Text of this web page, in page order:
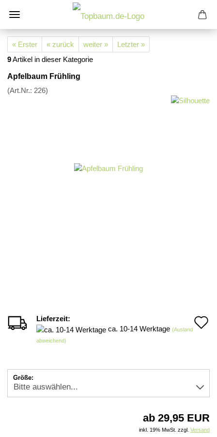
« Erster « zurück weiter »
Letzter »
9Artikel in dieser Kategorie
Apfelbaum Frühling
(Art.Nr.: 226)
Lieferzeit:
ca. 10-14 Werktage (Ausland
abweichend)
Größe:
ab 29,95 EUR
inkl. 19% MwSt. zzgl. Versand